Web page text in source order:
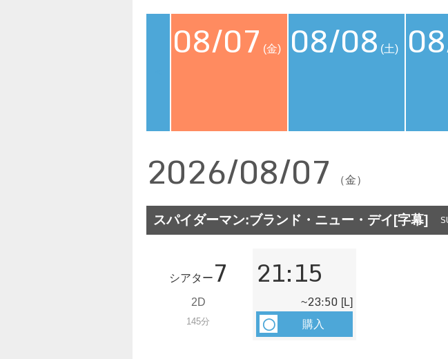
08/07 (金) 08/08 (土)
2026/08/07 （金）
スパイダーマン:ブランド・ニュー・デイ[字幕]
シアター 7
2D
145分
21:15
~23:50 [L]
購入